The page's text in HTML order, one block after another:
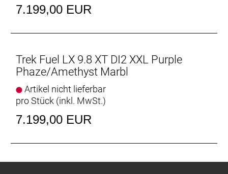
voneinander auf Beschleunigungs- und Bremskräfte
mehr Vertrauen.
Geschlecht: Uni
Staufach, ZS Steuersatz, verstellbares
Hebelverhältnis, geführte interne Zug- und
Leitungsverlegung, austauschbarer
Aluminiumumlenkhebel, austauschbare untere
anpassbar
7.199,00 EUR
Trek Fuel LX 9.8 XT DI2 XXL Purple
Phaze/Amethyst Marbl
Artikel nicht lieferbar
pro Stück (inkl. MwSt.)
7.199,00 EUR